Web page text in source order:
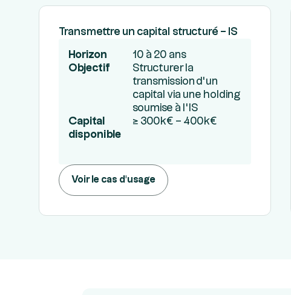
Transmettre un capital structuré – IS
Horizon
10 à 20 ans
Objectif
Structurer la
transmission d’un
capital via une holding
soumise à l’IS
Capital
disponible
≥ 300k€ – 400k€
Voir le cas d'usage